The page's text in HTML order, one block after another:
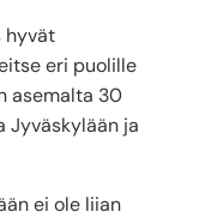
hyvät
eri puolille
asemalta 30
Jyväskylään ja
ei ole liian